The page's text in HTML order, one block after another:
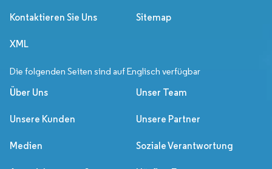
Kontaktieren Sie Uns Sitemap
XML
Die folgenden Seiten sind auf Englisch verfügbar
Über Uns Unser Team
Unsere Kunden Unsere Partner
Medien Soziale Verantwortung